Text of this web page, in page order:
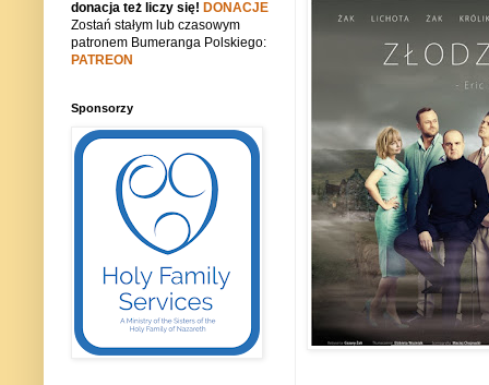
donacja też liczy się! DONACJE
Zostań stałym lub czasowym
patronem Bumeranga Polskiego:
PATREON
Sponsorzy